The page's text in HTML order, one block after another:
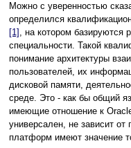
Можно с уверенностью
определился
[1] , на котором базируются
специальности. Такой
понимание архитектуры
пользователей, их
дисковой памяти,
среде. Это - как бы общий
имеющие отношение к
универсален, не зависит
платформ имеют значение